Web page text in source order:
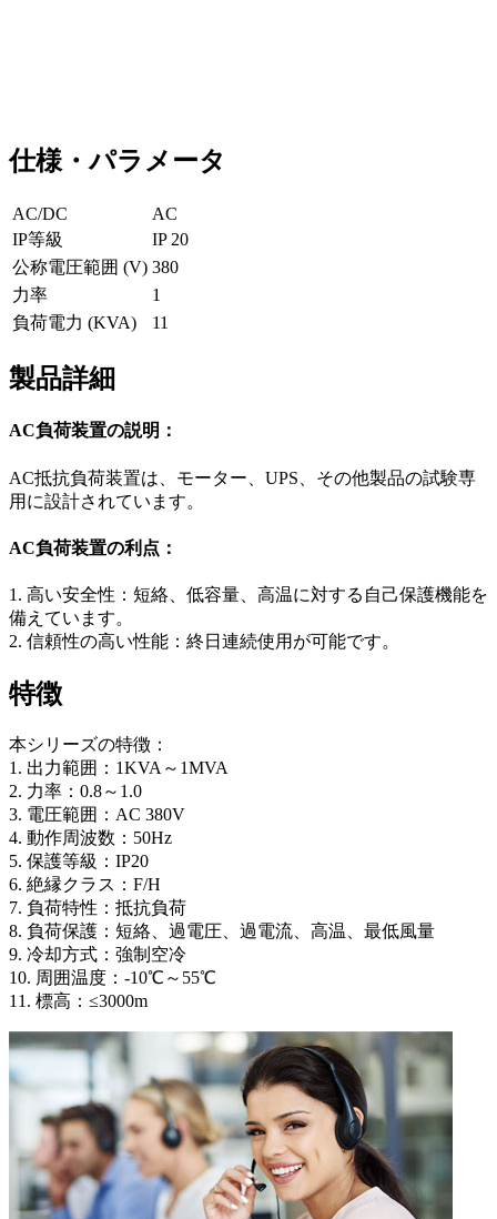
仕様・パラメータ
AC/DC
AC
IP等級
IP 20
公称電圧範囲 (V) 380
力率
1
負荷電力 (KVA)
11
製品詳細
AC負荷装置の説明：
AC抵抗負荷装置は、モーター、UPS、その他製品の試験専
用に設計されています。
AC負荷装置の利点：
1. 高い安全性：短絡、低容量、高温に対する自己保護機能を
備えています。
2. 信頼性の高い性能：終日連続使用が可能です。
特徴
本シリーズの特徴：
1. 出力範囲：1KVA～1MVA
2. 力率：0.8～1.0
3. 電圧範囲：AC 380V
4. 動作周波数：50Hz
5. 保護等級：IP20
6. 絶縁クラス：F/H
7. 負荷特性：抵抗負荷
8. 負荷保護：短絡、過電圧、過電流、高温、最低風量
9. 冷却方式：強制空冷
10. 周囲温度：-10℃～55℃
11. 標高：≤3000m